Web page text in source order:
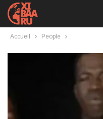
Accueil People